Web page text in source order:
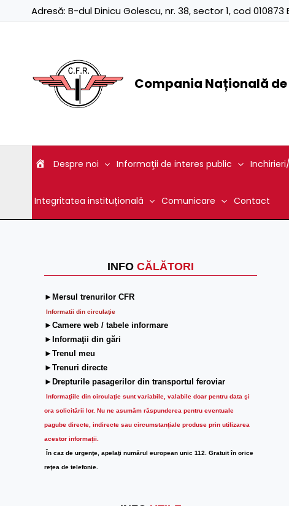
Adresă: B-dul Dinicu Golescu, nr. 38, sector 1, cod 010873
Compania Națională de
Despre noi Informaţii de interes public
Integritatea instituțională Comunicare Contact
INFO CĂLĂTORI
►Mersul trenurilor CFR
Informatii din circulaţie
►Camere web / tabele informare
►Informaţii din gări
►Trenul meu
►Trenuri directe
►Drepturile pasagerilor din transportul feroviar
Informaţiile din circulaţie sunt variabile, valabile doar pentru data şi
ora solicitării lor. Nu ne asumăm răspunderea pentru eventuale
pagube directe, indirecte sau circumstanțiale produse prin utilizarea
acestor informații.
În caz de urgenţe, apelaţi numărul european unic 112. Gratuit în orice
reţea de telefonie.